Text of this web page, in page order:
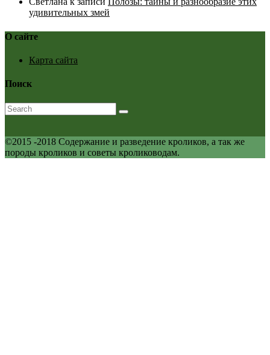
удивительных змей
О сайте
Карта сайта
Поиск
©2015 -2018 Содержание и разведение кроликов, а так же
породы кроликов и советы кролиководам.